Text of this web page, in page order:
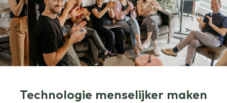
Technologie menselijker maken